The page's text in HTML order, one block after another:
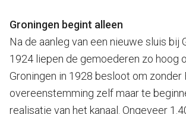
Groningen begint alleen
Na de aanleg van een nieuwe sluis bij
1924 liepen de gemoederen zo hoog
Groningen in 1928 besloot om zonder
overeenstemming zelf maar te
realisatie van het kanaal. Ongeveer